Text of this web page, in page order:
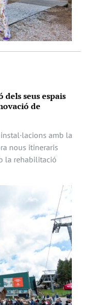
seus espais
de
amb la
nous itineraris
la rehabilitació